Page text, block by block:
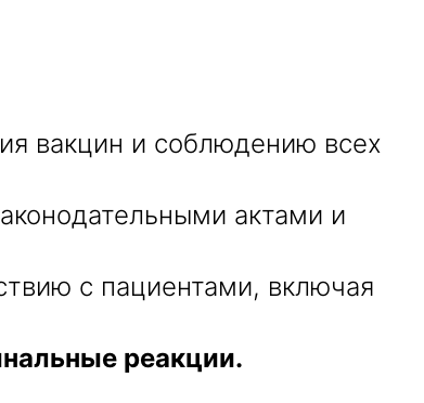
вакцин и соблюдению всех
актами и
с пациентами, включая
реакции.